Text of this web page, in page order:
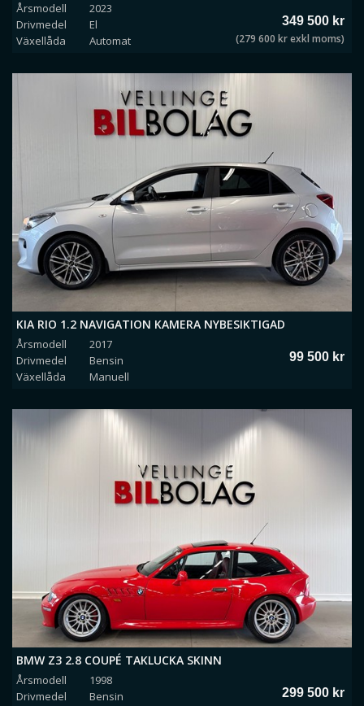
DRAGKROK
Årsmodell
2023
Drivmedel
El
Växellåda
Automat
349 500 kr
(279 600 kr exkl moms)
KIA RIO 1.2 NAVIGATION KAMERA NYBESIKTIGAD
Årsmodell
2017
Drivmedel
Bensin
Växellåda
Manuell
99 500 kr
BMW Z3 2.8 COUPÉ TAKLUCKA SKINN
Årsmodell
1998
Drivmedel
Bensin
299 500 kr